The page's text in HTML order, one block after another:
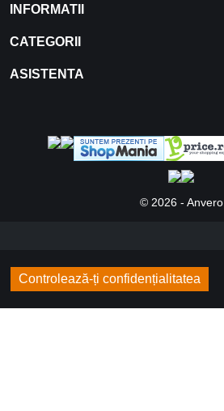
INFORMATII
CATEGORII
ASISTENTA
© 2026 - Anvero
Controlează-ți confidențialitatea